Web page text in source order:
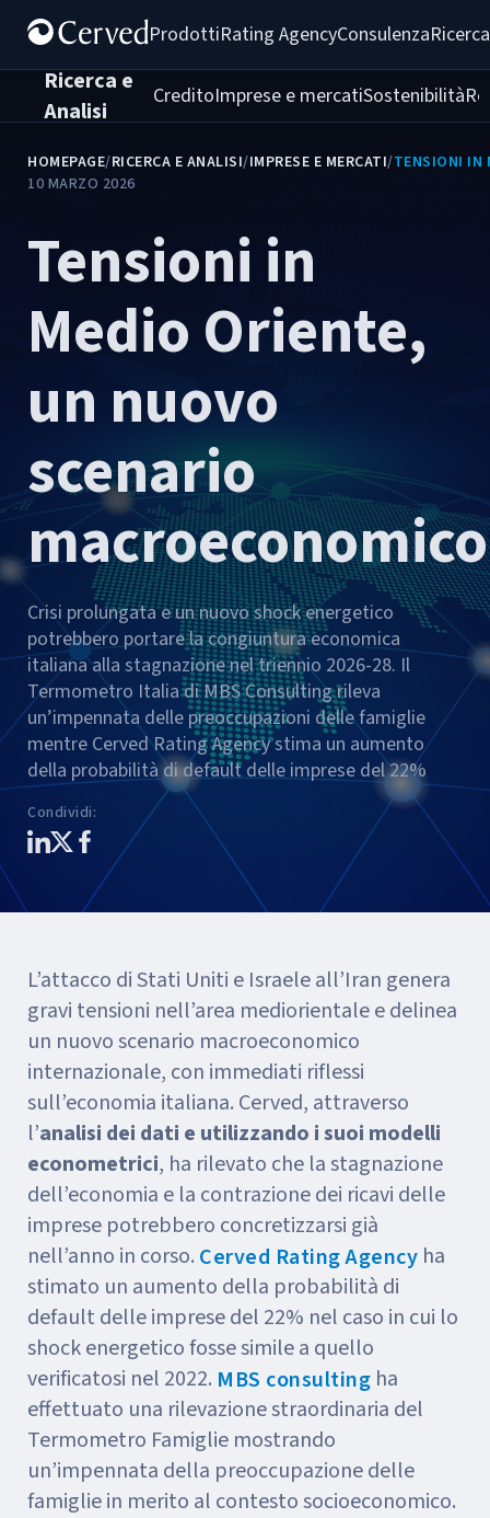
ProdottiRating AgencyConsulenza
Ricerca e
Analisi
CreditoImprese e mercatiSostenibilità
HOMEPAGE/RICERCA E ANALISI/IMPRESE E MERCATI/TENSIONI IN
10 MARZO 2026
Tensioni in
Medio Oriente,
un nuovo
scenario
macroeconomico
Crisi prolungata e un nuovo shock energetico
potrebbero portare la congiuntura economica
italiana alla stagnazione nel triennio 2026-28. Il
Termometro Italia di MBS Consulting rileva
un’impennata delle preoccupazioni delle famiglie
mentre Cerved Rating Agency stima un aumento
della probabilità di default delle imprese del 22%
Condividi:
L’attacco di Stati Uniti e Israele all’Iran genera
gravi tensioni nell’area mediorientale e delinea
un nuovo scenario macroeconomico
internazionale, con immediati riflessi
sull’economia italiana. Cerved, attraverso
l’analisi dei dati e utilizzando i suoi modelli
econometrici, ha rilevato che la stagnazione
dell’economia e la contrazione dei ricavi delle
imprese potrebbero concretizzarsi già
nell’anno in corso. Cerved Rating Agency ha
stimato un aumento della probabilità di
default delle imprese del 22% nel caso in cui lo
shock energetico fosse simile a quello
verificatosi nel 2022. MBS consulting ha
effettuato una rilevazione straordinaria del
Termometro Famiglie mostrando
un’impennata della preoccupazione delle
famiglie in merito al contesto socioeconomico.